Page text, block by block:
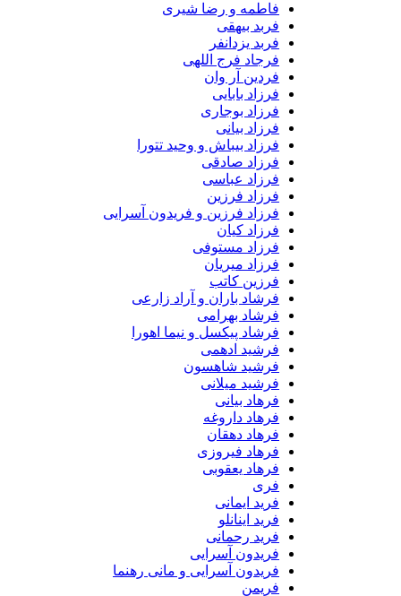
فاطمه و رضا شیری
فربد بیهقی
فربد یزدانفر
فرجاد فرج اللهی
فردین آر وان
فرزاد بابایی
فرزاد بوجاری
فرزاد بیانی
فرزاد بیباش و وحید تتورا
فرزاد صادقی
فرزاد عباسی
فرزاد فرزین
فرزاد فرزین و فریدون آسرایی
فرزاد کیان
فرزاد مستوفی
فرزاد میریان
فرزین کاتب
فرشاد باران و آراد زارعی
فرشاد بهرامی
فرشاد پیکسل و نیما اهورا
فرشید ادهمی
فرشید شاهسون
فرشید میلانی
فرهاد بیانی
فرهاد داروغه
فرهاد دهقان
فرهاد فیروزی
فرهاد یعقوبی
فرید ایمانی
فرید اینانلو
فرید رحمانی
فریدون آسرایی
فریدون آسرایی و مانی رهنما